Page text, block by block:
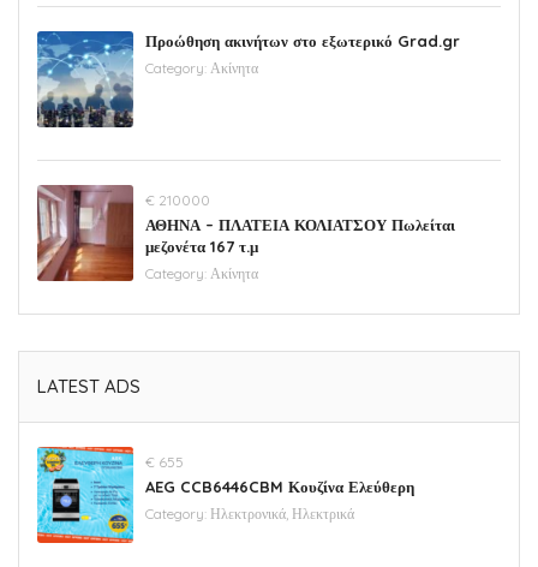
Προώθηση ακινήτων στο εξωτερικό Grad.gr
Category: Ακίνητα
€ 210000
ΑΘΗΝΑ – ΠΛΑΤΕΙΑ ΚΟΛΙΑΤΣΟΥ Πωλείται
μεζονέτα 167 τ.μ
Category: Ακίνητα
LATEST ADS
€ 655
AEG CCB6446CBM Κουζίνα Ελεύθερη
Category: Ηλεκτρονικά, Ηλεκτρικά